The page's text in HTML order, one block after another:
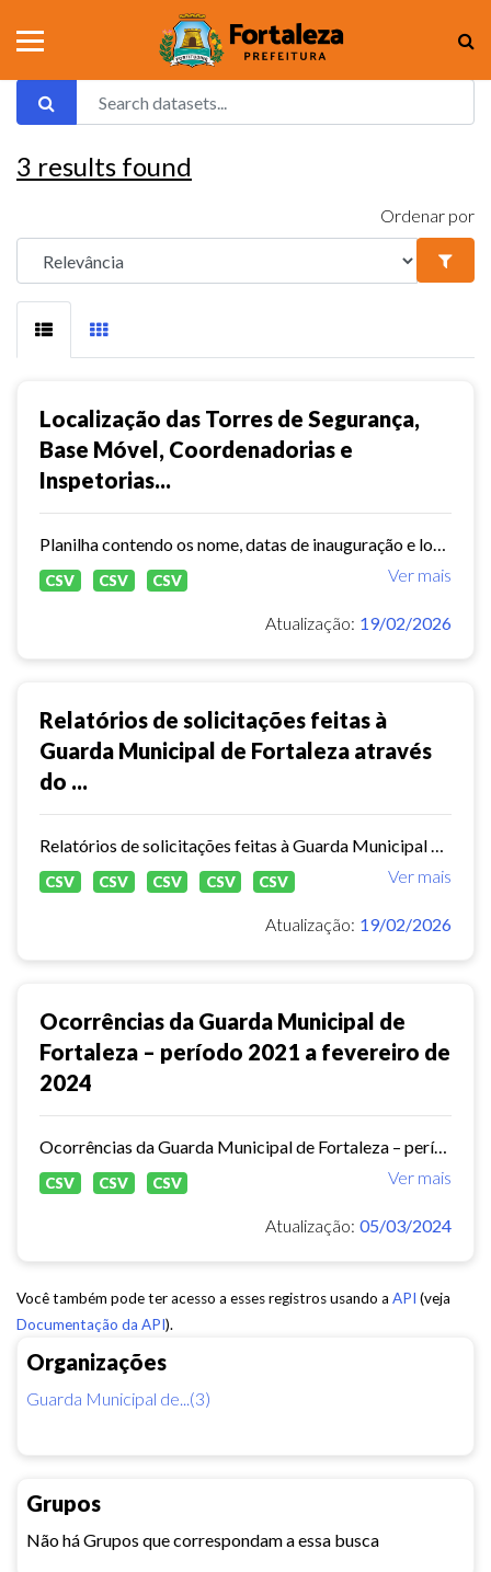
Organizações
Guarda Municipal de...(3)
Grupos
Não há Grupos que correspondam a essa busca
3 results found
Ordenar por
Localização das Torres de Segurança,
Base Móvel, Coordenadorias e
Inspetorias...
Ver mais
CSV CSV CSV
Atualização: 19/02/2026
Relatórios de solicitações feitas à
Guarda Municipal de Fortaleza através
do ...
Ver mais
CSV CSV CSV CSV CSV
Atualização: 19/02/2026
Ocorrências da Guarda Municipal de
Fortaleza – período 2021 a fevereiro de
2024
Ocorrências da Guarda Municipal de Fortaleza – período 2021 a fevereiro de 2024
Ver mais
CSV CSV CSV
Atualização: 05/03/2024
Você também pode ter acesso a esses registros usando a API (veja
Documentação da API).